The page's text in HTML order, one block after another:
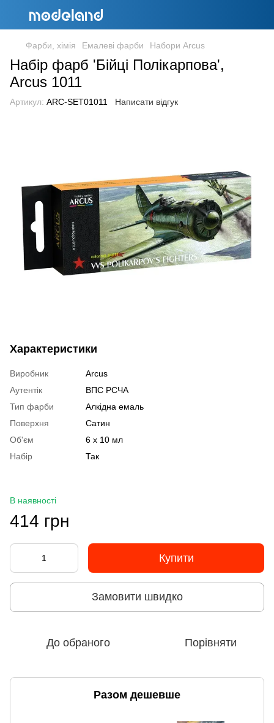
Фарби, хімія Емалеві фарби Набори Arcus
Набір фарб 'Бійці Полікарпова',
Arcus 1011
Артикул: ARC-SET01011 Написати відгук
Характеристики
Виробник
Arcus
Аутентік
ВПС РСЧА
Тип фарби
Алкідна емаль
Поверхня
Сатин
Об'єм
6 х 10 мл
Набір
Так
В наявності
414 грн
Купити
Замовити швидко
До обраного Порівняти
Разом дешевше